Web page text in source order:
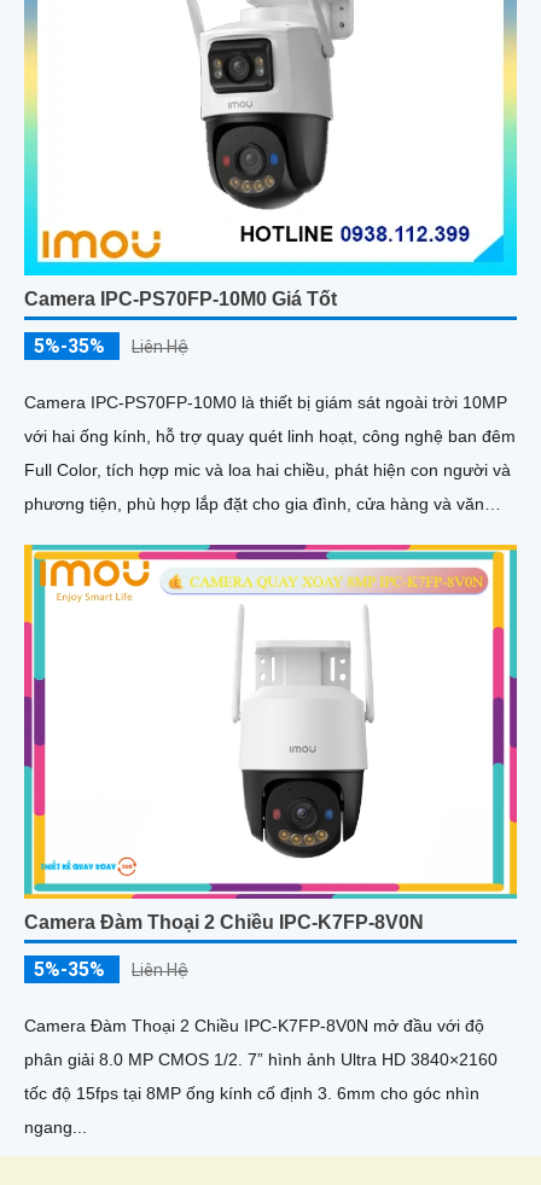
Camera IPC-PS70FP-10M0 Giá Tốt
5%-35% Liên Hệ
Camera IPC-PS70FP-10M0 là thiết bị giám sát ngoài trời 10MP
với hai ống kính, hỗ trợ quay quét linh hoạt, công nghệ ban đêm
Full Color, tích hợp mic và loa hai chiều, phát hiện con người và
phương tiện, phù hợp lắp đặt cho gia đình, cửa hàng và văn
Camera Đàm Thoại 2 Chiều IPC-K7FP-8V0N
5%-35% Liên Hệ
Camera Đàm Thoại 2 Chiều IPC-K7FP-8V0N mở đầu với độ
phân giải 8.0 MP CMOS 1/2. 7” hình ảnh Ultra HD 3840×2160
tốc độ 15fps tại 8MP ống kính cố định 3. 6mm cho góc nhìn
ngang...